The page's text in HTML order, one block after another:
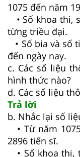
1075 đến năm
• Số khoa thi,
từng triều đại.
• Số bia và số
đến ngày nay.
c. Các số liệu
hình thức nào?
d. Các số liệu
Trả lời
b. Nhắc lại số
• Từ năm
2896 tiến sĩ.
• Số khoa thi,